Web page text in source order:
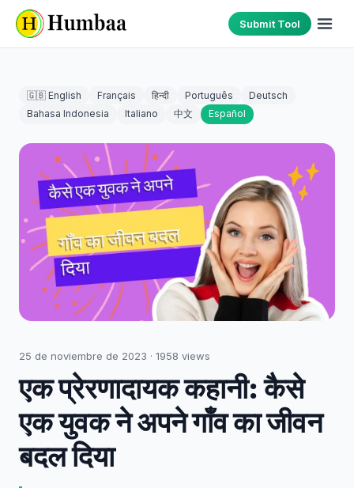
Submit Tool
🇬🇧 English Français हिन्दी Português
Deutsch
Bahasa Indonesia
Italiano 中文 Español
25 de noviembre de 2023 · 1958 views
एक प्रेरणादायक कहानी: कैसे
एक युवक ने अपने गाँव का जीवन
बदल दिया